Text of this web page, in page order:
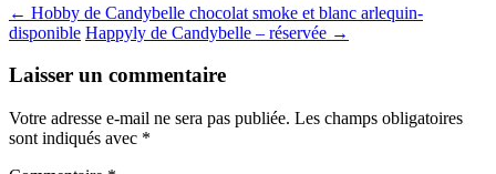
Navigation
des
articles
← Hobby de Candybelle chocolat smoke et blanc arlequin-
disponible Happyly de Candybelle – réservée →
Laisser un commentaire
Votre adresse e-mail ne sera pas publiée. Les champs obligatoires
sont indiqués avec *